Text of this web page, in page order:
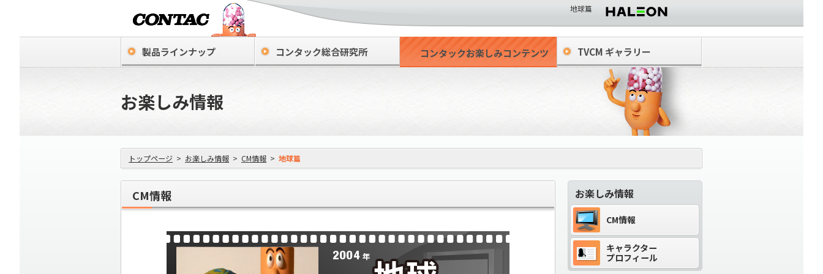
地球篇
製品ラインナップ コンタック総合研究所 コンタックお楽しみコンテンツ TVCM ギャラリー
お楽しみ情報
トップページ > お楽しみ情報 >CM情報 >地球篇
CM情報 お楽しみ情報
CM情報
キャラクター
プロフィール